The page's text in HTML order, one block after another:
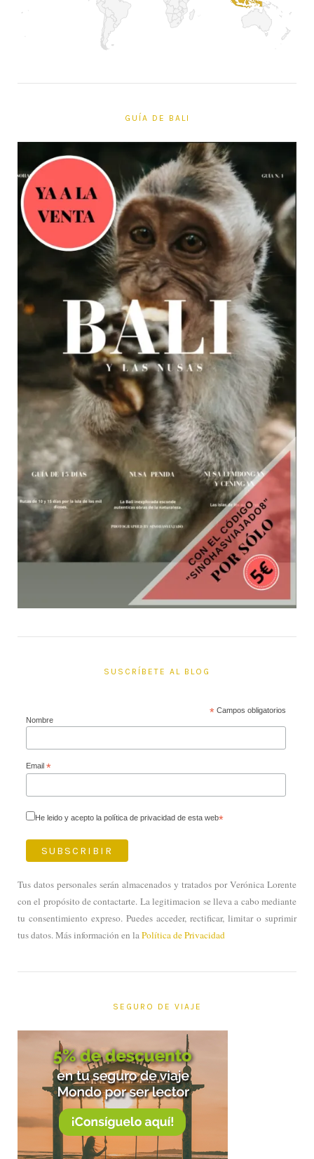
GUÍA DE BALI
SUSCRÍBETE AL BLOG
*Campos obligatorios
Nombre
Email *
He leido y acepto la política de privacidad de esta web*
Tus datos personales serán almacenados y tratados por Verónica Lorente
con el propósito de contactarte. La legitimacion se lleva a cabo mediante
tu consentimiento expreso. Puedes acceder, rectificar, limitar o suprimir
tus datos. Más información en laPolítica de Privacidad
SEGURO DE VIAJE